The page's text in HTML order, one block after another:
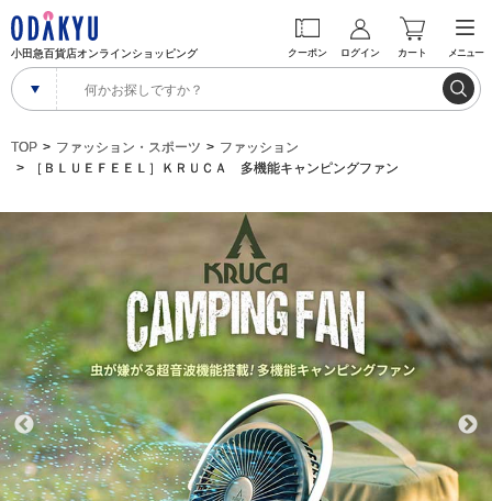
小田急百貨店オンラインショッピング クーポン ログイン カート メニュー
TOP ファッション・スポーツ
ファッション
［ＢＬＵＥＦＥＥＬ］ＫＲＵＣＡ 多機能キャンピングファン